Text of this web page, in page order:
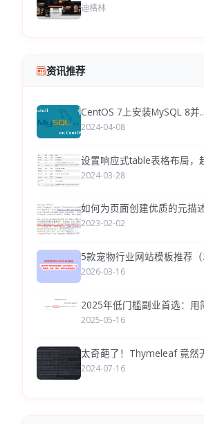
迪格林
资讯推荐
CentOS 7上安装MySQL 8并
2024-04-08
设置响应式table表格布局，
2024-03-28
如何为页面创建优质的元描
2023-02-02
5款宠物行业网站模板推荐
2026-03-16
2025年低门槛副业首选：用
2025-05-16
太奇葩了！Thymeleaf 竟然
2024-07-16